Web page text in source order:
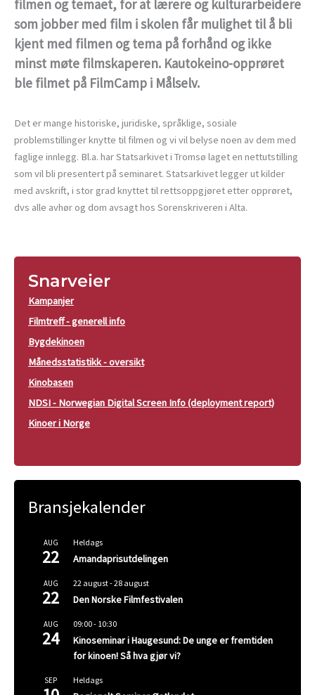
filmen og temaet, for at lærere og kulturarbeidere
som jobber med film i skolen får mulighet til å bli
kjent med filmen og tema på forhånd og ikke
minst møte filmskaperen. Kautokeino-opprøret
ble filmet på FilmCamp i Målselv.
Det er mange historiske, juridiske, språklige, sosiale
problemstillinger knytte til filmen og vi vil belyse noen av dem med
faglige innlegg. Bl.a. har Statsarkivet i Tromsø laget en nettutstilling
som vil bli presentert på seminaret. Statsarkivet legger ut kilder
med avskrift, i stor grad knyttet til rettsoppgjøret etter opprøret,
dvs alle avhør og dom avsagt hos Sorenskriveren i Alta.
Snarveier
Kampanjer
Filmtreff - generell info
Bygdekinoen
Månedsstatistikk - oversikt
Kinobasen
NDSI - Norwegian Digital Screen Info (deployment report)
Kinoer i Norge
Bransjekalender
AUG
22
Heldags
Amandaprisutdelingen
AUG
22
22 august-28 august
Den Norske Filmfestivalen
AUG
24
09:00- 10:30
Kinoseminar i Haugesund: De unge er fremtiden
for kinoen! Så hva gjør vi?
SEP Heldags